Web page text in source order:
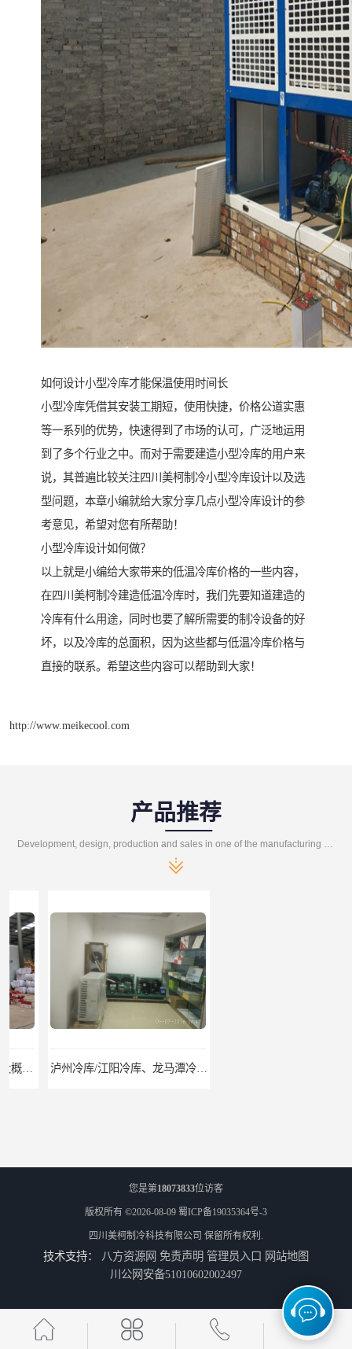
如何设计小型冷库才能保温使用时间长
小型冷库凭借其安装工期短，使用快捷，价格公道实惠
等一系列的优势，快速得到了市场的认可，广泛地运用
到了多个行业之中。而对于需要建造小型冷库的用户来
说，其普遍比较关注四川美柯制冷小型冷库设计以及选
型问题，本章小编就给大家分享几点小型冷库设计的参
考意见，希望对您有所帮助！
小型冷库设计如何做？
以上就是小编给大家带来的低温冷库价格的一些内容，
在四川美柯制冷建造低温冷库时，我们先要知道建造的
冷库有什么用途，同时也要了解所需要的制冷设备的好
坏，以及冷库的总面积，因为这些都与低温冷库价格与
直接的联系。希望这些内容可以帮助到大家！
http://www.meikecool.com
产品推荐
泸州冷库/江阳冷库、龙马潭冷库、纳溪冷库、泸县冷库、合江冷库、叙永冷库、古蔺冷库
眉山冻库/东坡冷库、彭山冷库、仁寿冷库、丹棱冷库、青神冷库、洪雅冷库
您是第18073833位访客
版权所有 ©2026-08-09 蜀ICP备19035364号-3
四川美柯制冷科技有限公司 保留所有权利.
技术支持： 八方资源网 免责声明 管理员入口 网站地图
川公网安备51010602002497